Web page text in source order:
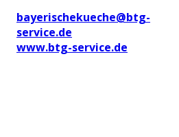
bayerischekueche@btg-
service.de
www.btg-service.de